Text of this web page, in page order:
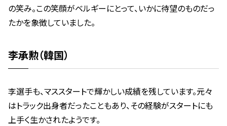
の笑み。この笑顔がベルギーにとって、いかに待望のものだっ
たかを象徴していました。
李承勲（韓国）
李選手も、マススタートで輝かしい成績を残しています。元々
はトラック出身者だったこともあり、その経験がスタートにも
上手く生かされたようです。